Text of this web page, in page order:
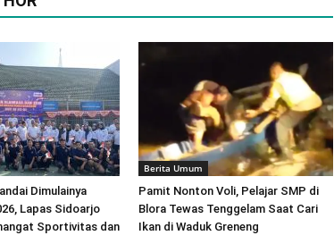
Dimulainya
Lapas Sidoarjo
Sportivitas dan
Berita Umum
Pamit Nonton Voli, Pelajar SMP di
Blora Tewas Tenggelam Saat Cari
Ikan di Waduk Greneng